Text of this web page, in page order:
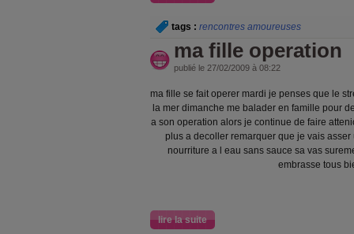
tags : rencontres amoureuses
ma fille operation
publié le 27/02/2009 à 08:22
ma fille se fait operer mardi je penses que le
la mer dimanche me balader en famille pour
a son operation alors je continue de faire
plus a decoller remarquer que je vais
nourriture a l eau sans sauce sa vas
embrasse tous
lire la suite